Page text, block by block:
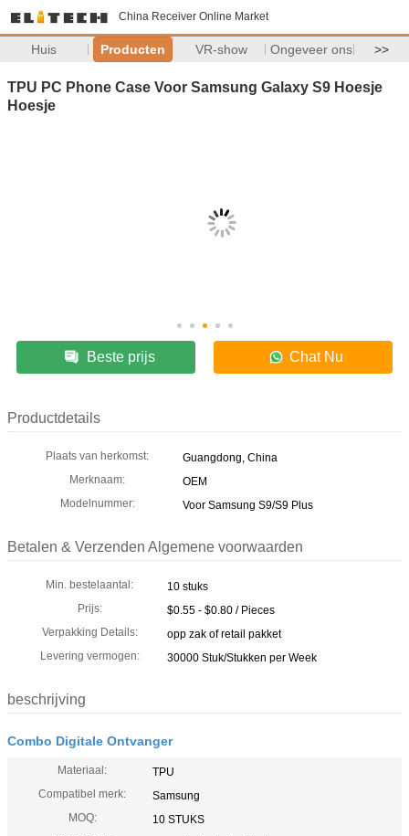
China Receiver Online Market
Huis Producten VR-show Ongeveer ons >>
TPU PC Phone Case Voor Samsung Galaxy S9 Hoesje
Hoesje
Beste prijs Chat Nu
Productdetails
Plaats van herkomst:
Guangdong, China
Merknaam:
OEM
Modelnummer:
Voor Samsung S9/S9 Plus
Betalen & Verzenden Algemene voorwaarden
Min. bestelaantal:
10 stuks
Prijs:
$0.55 - $0.80 / Pieces
Verpakking Details:
opp zak of retail pakket
Levering vermogen:
30000 Stuk/Stukken per Week
beschrijving
Combo Digitale Ontvanger
Materiaal:
TPU
Compatibel merk:
Samsung
MOQ:
10 STUKS